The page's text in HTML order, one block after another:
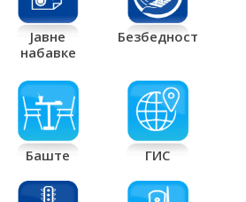
Јавне
набавке
Безбедност
Баште ГИС